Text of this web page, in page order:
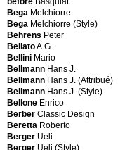
Aubock
Carl
(attribué)
Aubock
Carl
(Style)
Audoux
Adrien
Aulenti
Gae
Ausenda
Giovanni
Ave
Colombo
Arkana
Arlus
Arredoluce
Arredoluce
(Attributed)
Arredoluce
(Style)
Arredolux
Arrighi
Serafino
Cantù
Arte
Bega Melchiorre
Bega Melchiorre (Style)
Behrens Peter
BellatoA.G.
Bellini Mario
Bellmann Hans J.
Bellmann Hans J. (Attribué)
Bellmann Hans J. (Style)
Bellone Enrico
Berber Classic Design
Beretta Roberto
Berger Ueli